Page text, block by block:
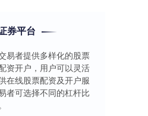
券平台
易者提供多样化的股票
资开户，用户可以灵活
在线股票配资及开户服
者可选择不同的杠杆比